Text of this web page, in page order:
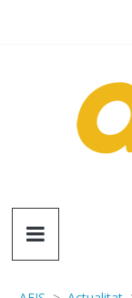
AFIS
d'assegurançes